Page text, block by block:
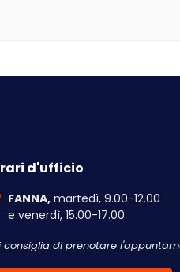
d'ufficio
FANNA,martedì, 9.00-12.00
e venerdì, 15.00-17.00
consiglia di prenotare